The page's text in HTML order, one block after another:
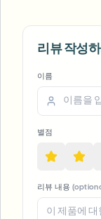
리뷰 작성하
이름
별점
리뷰 내용